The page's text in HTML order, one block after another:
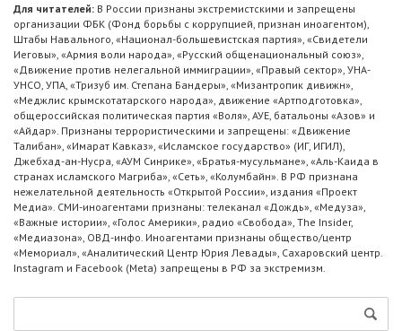
Для читателей: В России признаны экстремистскими и запрещены
организации ФБК (Фонд борьбы с коррупцией, признан иноагентом),
Штабы Навального, «Национал-большевистская партия», «Свидетели
Иеговы», «Армия воли народа», «Русский общенациональный союз»,
«Движение против нелегальной иммиграции», «Правый сектор», УНА-
УНСО, УПА, «Тризуб им. Степана Бандеры», «Мизантропик дивижн»,
«Меджлис крымскотатарского народа», движение «Артподготовка»,
общероссийская политическая партия «Воля», АУЕ, батальоны «Азов» и
«Айдар». Признаны террористическими и запрещены: «Движение
Талибан», «Имарат Кавказ», «Исламское государство» (ИГ, ИГИЛ),
Джебхад-ан-Нусра, «АУМ Синрике», «Братья-мусульмане», «Аль-Каида в
странах исламского Магриба», «Сеть», «Колумбайн». В РФ признана
нежелательной деятельность «Открытой России», издания «Проект
Медиа». СМИ-иноагентами признаны: телеканал «Дождь», «Медуза»,
«Важные истории», «Голос Америки», радио «Свобода», The Insider,
«Медиазона», ОВД-инфо. Иноагентами признаны общество/центр
«Мемориал», «Аналитический Центр Юрия Левады», Сахаровский центр.
Instagram и Facebook (Metа) запрещены в РФ за экстремизм.